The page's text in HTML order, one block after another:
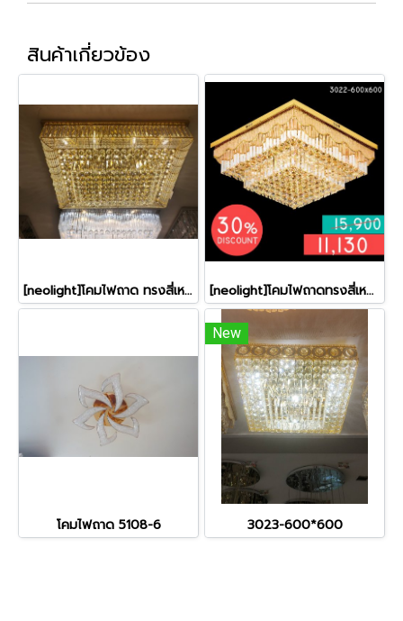
สินค้าเกี่ยวข้อง
[neolight]โคมไฟถาด ทรงสี่เหลี่ยมผืนผ้า รุ่น 3024-950*750 [neolight]โคมไฟถาดทรงสี่เหลี่ยม รุ่น 3022-600*600
โคมไฟถาด 5108-6
New
3023-600*600